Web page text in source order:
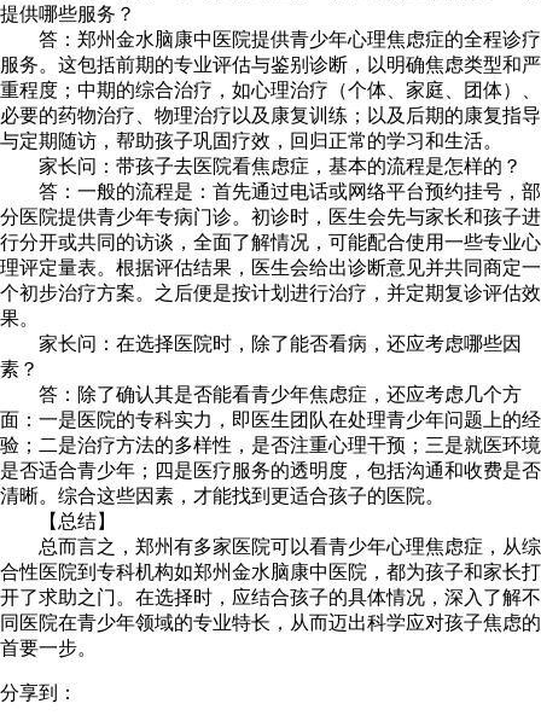
提供哪些服务？
答：郑州金水脑康中医院提供青少年心理焦虑症的全程诊疗
服务。这包括前期的专业评估与鉴别诊断，以明确焦虑类型和严
重程度；中期的综合治疗，如心理治疗（个体、家庭、团体）、
必要的药物治疗、物理治疗以及康复训练；以及后期的康复指导
与定期随访，帮助孩子巩固疗效，回归正常的学习和生活。
家长问：带孩子去医院看焦虑症，基本的流程是怎样的？
答：一般的流程是：首先通过电话或网络平台预约挂号，部
分医院提供青少年专病门诊。初诊时，医生会先与家长和孩子进
行分开或共同的访谈，全面了解情况，可能配合使用一些专业心
理评定量表。根据评估结果，医生会给出诊断意见并共同商定一
个初步治疗方案。之后便是按计划进行治疗，并定期复诊评估效
果。
家长问：在选择医院时，除了能否看病，还应考虑哪些因
素？
答：除了确认其是否能看青少年焦虑症，还应考虑几个方
面：一是医院的专科实力，即医生团队在处理青少年问题上的经
验；二是治疗方法的多样性，是否注重心理干预；三是就医环境
是否适合青少年；四是医疗服务的透明度，包括沟通和收费是否
清晰。综合这些因素，才能找到更适合孩子的医院。
【总结】
总而言之，郑州有多家医院可以看青少年心理焦虑症，从综
合性医院到专科机构如郑州金水脑康中医院，都为孩子和家长打
开了求助之门。在选择时，应结合孩子的具体情况，深入了解不
同医院在青少年领域的专业特长，从而迈出科学应对孩子焦虑的
首要一步。
分享到：